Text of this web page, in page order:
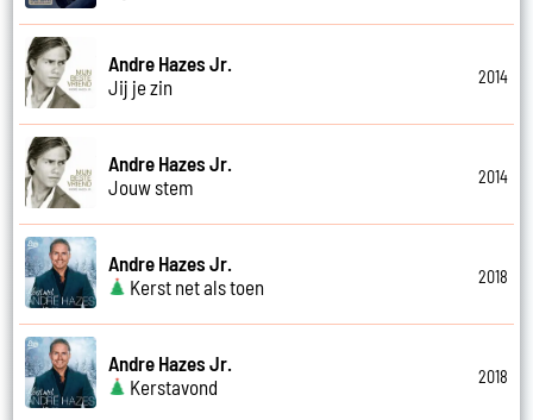
Andre Hazes Jr.
Jij je zin
2014
Andre Hazes Jr.
Jouw stem
2014
Andre Hazes Jr.
Kerst net als toen
2018
Andre Hazes Jr.
Kerstavond
2018